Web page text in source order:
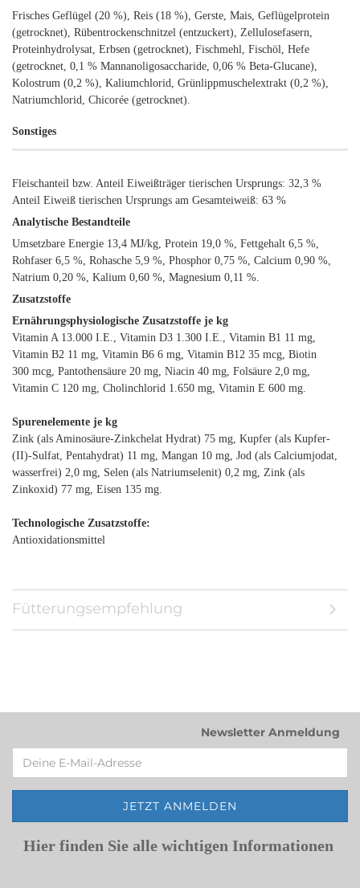
Frisches Geflügel (20 %), Reis (18 %), Gerste, Mais, Geflügelprotein
(getrocknet), Rübentrockenschnitzel (entzuckert), Zellulosefasern,
Proteinhydrolysat, Erbsen (getrocknet), Fischmehl, Fischöl, Hefe
(getrocknet, 0,1 % Mannanoligosaccharide, 0,06 % Beta-Glucane),
Kolostrum (0,2 %), Kaliumchlorid, Grünlippmuschelextrakt (0,2 %),
Natriumchlorid, Chicorée (getrocknet).
Sonstiges
Fleischanteil bzw. Anteil Eiweißträger tierischen Ursprungs: 32,3 %
Anteil Eiweiß tierischen Ursprungs am Gesamteiweiß: 63 %
Analytische Bestandteile
Umsetzbare Energie 13,4 MJ/kg, Protein 19,0 %, Fettgehalt 6,5 %,
Rohfaser 6,5 %, Rohasche 5,9 %, Phosphor 0,75 %, Calcium 0,90 %,
Natrium 0,20 %, Kalium 0,60 %, Magnesium 0,11 %.
Zusatzstoffe
Ernährungsphysiologische Zusatzstoffe je kg
Vitamin A 13.000 I.E., Vitamin D3 1.300 I.E., Vitamin B1 11 mg,
Vitamin B2 11 mg, Vitamin B6 6 mg, Vitamin B12 35 mcg, Biotin
300 mcg, Pantothensäure 20 mg, Niacin 40 mg, Folsäure 2,0 mg,
Vitamin C 120 mg, Cholinchlorid 1.650 mg, Vitamin E 600 mg.
Spurenelemente je kg
Zink (als Aminosäure-Zinkchelat Hydrat) 75 mg, Kupfer (als Kupfer-
(II)-Sulfat, Pentahydrat) 11 mg, Mangan 10 mg, Jod (als Calciumjodat,
wasserfrei) 2,0 mg, Selen (als Natriumselenit) 0,2 mg, Zink (als
Zinkoxid) 77 mg, Eisen 135 mg.
Technologische Zusatzstoffe:
Antioxidationsmittel
Fütterungsempfehlung
Newsletter Anmeldung
Hier finden Sie alle wichtigen Informationen